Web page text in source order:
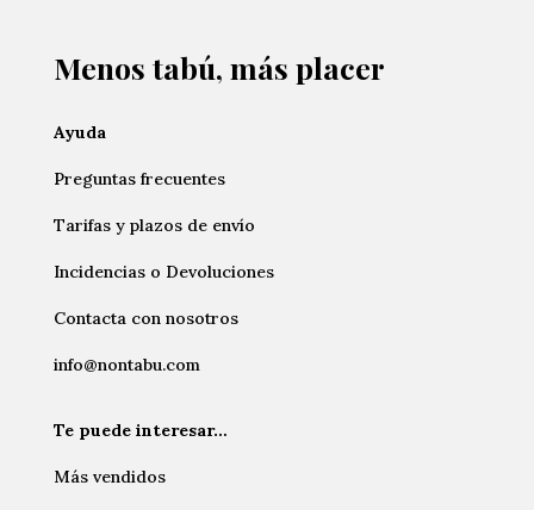
Menos tabú, más placer
Ayuda
Preguntas frecuentes
Tarifas y plazos de envío
Incidencias o Devoluciones
Contacta con nosotros
info@nontabu.com
Te puede interesar…
Más vendidos